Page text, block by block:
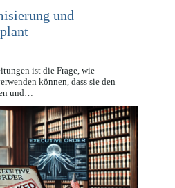
und
ist die Frage, wie
können, dass sie den
und…